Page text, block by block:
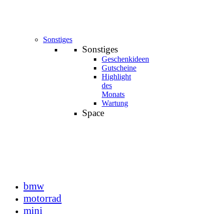
Sonstiges
Sonstiges
Geschenkideen
Gutscheine
Highlight
des
Monats
Wartung
Space
bmw
motorrad
mini